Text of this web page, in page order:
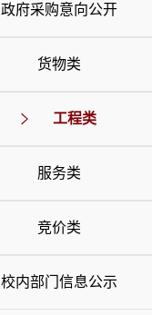
政府采购意向公开
货物类
工程类
服务类
竞价类
校内部门信息公示